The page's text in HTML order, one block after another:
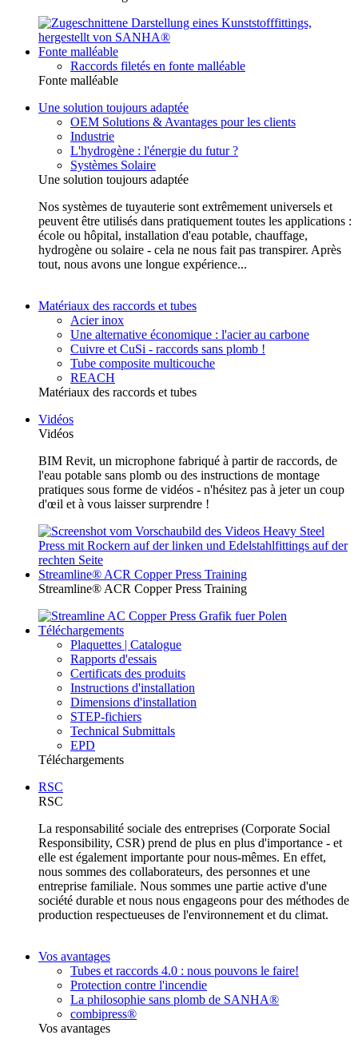
Fonte malléable
Raccords filetés en fonte malléable
Fonte malléable
Une solution toujours adaptée
OEM Solutions & Avantages pour les clients
Industrie
L'hydrogène : l'énergie du futur ?
Systèmes Solaire
Une solution toujours adaptée
Nos systèmes de tuyauterie sont extrêmement universels et
peuvent être utilisés dans pratiquement toutes les applications :
école ou hôpital, installation d'eau potable, chauffage,
hydrogène ou solaire - cela ne nous fait pas transpirer. Après
tout, nous avons une longue expérience...
Matériaux des raccords et tubes
Acier inox
Une alternative économique : l'acier au carbone
Cuivre et CuSi - raccords sans plomb !
Tube composite multicouche
REACH
Matériaux des raccords et tubes
Vidéos
Vidéos
BIM Revit, un microphone fabriqué à partir de raccords, de
l'eau potable sans plomb ou des instructions de montage
pratiques sous forme de vidéos - n'hésitez pas à jeter un coup
d'œil et à vous laisser surprendre !
Streamline® ACR Copper Press Training
Streamline® ACR Copper Press Training
Téléchargements
Plaquettes | Catalogue
Rapports d'essais
Certificats des produits
Instructions d'installation
Dimensions d'installation
STEP-fichiers
Technical Submittals
EPD
Téléchargements
RSC
RSC
La responsabilité sociale des entreprises (Corporate Social
Responsibility, CSR) prend de plus en plus d'importance - et
elle est également importante pour nous-mêmes. En effet,
nous sommes des collaborateurs, des personnes et une
entreprise familiale. Nous sommes une partie active d'une
société durable et nous nous engageons pour des méthodes de
production respectueuses de l'environnement et du climat.
Vos avantages
Tubes et raccords 4.0 : nous pouvons le faire!
Protection contre l'incendie
La philosophie sans plomb de SANHA®
combipress®
Vos avantages